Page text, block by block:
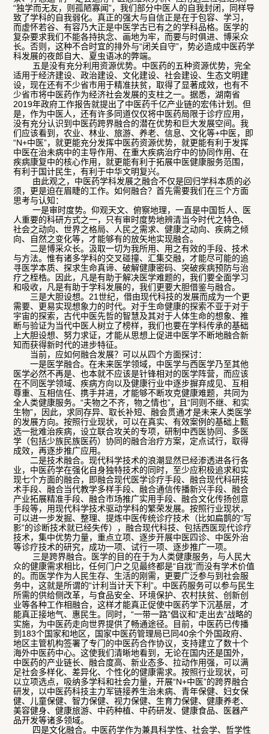
“独学而无友，则孤陋寡闻”，我们部分中医人的自我封闭，同样导
致了学科的自我弱化。真正的强大与自信正是在于包容、学习，
而虚怀若谷、有容乃大正是中医学古已有之的学科品格。医学的
复杂要求我们不能各持执念、画地为牢，而要与时俱进、博采众
长。否则，这种不合时宜的排外与“闭关自守”，势必造成中医药学
科发展的夜郎自大、夏虫语冰的弊端。
五是没有充分利用资源优势。中医药的五种资源优势，完全
适用于经济建设、政治建设、文化建设、社会建设、生态文明建
设，现在还有不少省市用于精准扶贫，取得了显著成效，也有不
少省市将中医药作为经济社会发展的支柱之一。据悉，湖南省
2019年政府工作报告就提出了中医药千亿产业链的宏伟计划。但
是，作为中医人，还有许多同道仅仅将中医药局限于诊疗应用，
没有充分认识到中医药跨界融合的潜在优势和巨大发展空间。我
们应该看到，农业、林业、旅游、养老、信息、文化等+中医，即
“N+中医”，就更能充分发挥中医药资源优势，就更能有利于发挥
中医在治未病中的主导作用、在重大疾病治疗中的协同作用、在
疾病康复中的核心作用，就更能有利于拓展中医健康服务范围，
有利于国计民生，有利于中华文明复兴。
由此观之，中医药学科发展之融合不仅是回归学科本质的必
须，更是迫在眉睫的工作。如何融合？首先需要我们在三个方面
思考与认知：
一是审时度势。仰观天文、俯察地理，一直是中国哲人、医
人重要的科研方式之一，只有审时度势地辨清当今时代之特色、
社会之动向、世界之格局、人民之需求、健康之动向、疾病之倾
向、自然之变化等，才能够有的放矢地实现融合。
二是博采众长。汲取一切为我所用、用之有效的手段、技术
与方法。惟有诸多学科的交叉碰撞、汇集交融，才能尽可能的追
寻医学本质、探求生命真谛、破解健康密码、突破疾病预防与治
疗之桎梏。因此，凡是有助于解决医学难题的，我们要全面学习
和吸收，凡是有助于学科发展的，我们更要大胆借鉴与融合。
三是大胆设想。21世纪，借由现代科技的发展而成为一个更
需要、更易实现想象力的时代。对于生命健康的探索不亚于对于
宇宙的探索，古代中医先哲的智慧及其对于人体生命的想象、推
断与验证为当代中医人树立了榜样，我们也要在学科传承的基础
上大胆设想、努力求证，才能从思想上促进中医学不断地融合新
知而获得新时代的进步特征。
当前，应如何融合发展？可以从四个方面探讨：
一是医学融合。在未来医学领域，中医学与西医学乃至其他
医学必然不再是、也本就不应该是针锋相对的医学阵营，而应该
在不同医学领域、疾病方向以及健康行业中逐步摒弃成见、互相
尊重、互相信任、携手并进，才能够不断攻克健康难题，共同为
全人类健康服务。“夫物之不齐，物之情也”，且“同则不继、和实
生物”，因此，求同存异、取长补短、融会贯通才是未来人类医学
的发展方向。按照行业现状，可以在真实、有效案例的基础上甄
选一批难治疾病，设立联合攻关的专项，研制中西医协同、多医
学（包括少族民族医药）协同的融合治疗方案，定点试行，取得
成效，再逐步推广应用。
二是技术融合。现代科学技术的浪潮显然已经渗透进各行各
业，中医药学在强化自身独特技术的同时，至少应积极追求和实
现七个方面的融合，即融合现代医学诊疗手段、融合现代科研技
术手段、融合当代教学多样手段、融合通信传播新兴手段、融合
产业拓展精准手段、融合市场推广实用手段、融合文化传扬创意
手段等，用现代科学技术驱动学科的繁荣发展。按照行业现状，
可以进一步发掘、整理、提炼中医传统诊疗技术（比如扁鹊的“写
影”的诊断技术就已经失传），融合现代科技、包括西医现代诊疗
技术，集中优势力量，重点立项、逐步开展中医四诊、中医外治
等诊疗技术的研究，成功一项、试行一项、逐步推广一项。
三是跨界融合。医学的目的在于为人类健康服务，与人民大
众的健康需求相比，任何门户之见最终都是“自戕”而没有学术价值
的。而医学作为人民生存、生活的刚需，更要广泛参与到社会服
务中，这就是所谓的“计利当计天下利”。中医药服务可以参与民生
所需的供给侧改革，与食品安全、环境保护、农村扶贫、创新创
业等各种工作相融合，这样才能真正促使中医药学下沉基层，才
能真正接地气、惠民生。同时，“一带一路”倡议和“走出去”战略的
实施，为中医药走向世界提供了畅通途径。目前，中医药已传播
到183个国家和地区，国家中医药管理局已同40余个外国政府、
地区主管机构签署了专门的中医药合作协议，支持建立了数十个
海外中医药中心。这使我们清晰地看到，无论在国内还是国外，
中医药的产业链长、融合度高、新业态多、拉动作用强，可以满
足社会多样化、差异化、个性化的健康需求。按照行业现状，可
以立项选点，吸纳多学科和社会力量，开展“N+中医”的跨界融合
研发，以中医药科技主力军链接养生治未病、青年保健、妇女保
健、儿童保健、智力保健、视力保健、生育力保健、健康养老、
美容健身、健康旅游、中药种植、中药研发、健康食品、医器产
品开发等诸多领域。
四是文化融合。中医药学作为兼具科学性、社会学、哲学性